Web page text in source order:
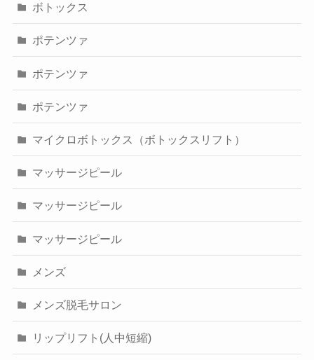
ボトックス
ポテンツァ
ポテンツァ
ポテンツァ
マイクロボトックス（ボトックスリフト）
マッサージピール
マッサージピール
マッサージピール
メンズ
メンズ脱毛サロン
リップリフト(人中短縮)